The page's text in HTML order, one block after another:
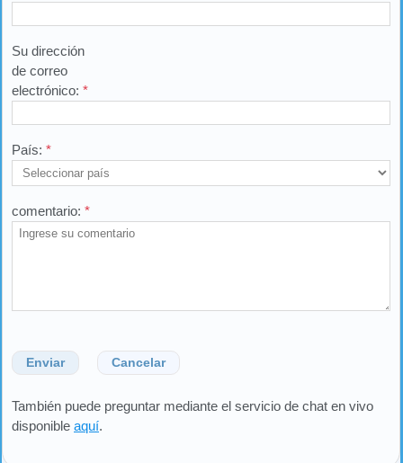
Su dirección
de correo
electrónico: *
País: *
comentario: *
Enviar Cancelar
También puede preguntar mediante el servicio de chat en vivo
disponible aquí.